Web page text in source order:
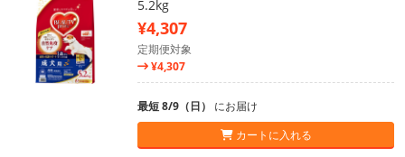
5.2kg
¥4,307
定期便対象
¥4,307
最短 8/9（日） にお届け
カートに入れる